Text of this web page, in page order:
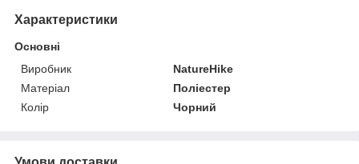
Характеристики
Основні
Виробник
NatureHike
Матеріал
Поліестер
Колір
Чорний